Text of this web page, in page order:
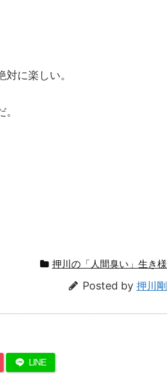
に楽しい。
押川の「人間臭い」生き様
Posted by 押川剛
LINE